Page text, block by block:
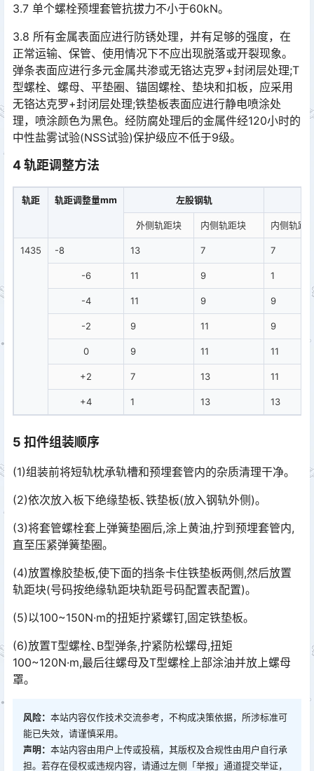
3.7 单个螺栓预埋套管抗拔力不小于60kN。
3.8 所有金属表面应进行防锈处理，并有足够的强度，在
正常运输、保管、使用情况下不应出现脱落或开裂现象。
弹条表面应进行多元金属共渗或无铬达克罗+封闭层处理;T
型螺栓、螺母、平垫圈、锚固螺栓、垫块和扣板，应采用
无铬达克罗+封闭层处理;铁垫板表面应进行静电喷涂处
理，喷涂颜色为黑色。经防腐处理后的金属件经120小时的
中性盐雾试验(NSS试验)保护级应不低于9级。󠅅󠅃󠄵󠅂󠄪󠇖󠆨󠆨󠇕󠆞󠆒󠅬󠇘󠆭󠆘󠇙󠆝󠅵󠇗󠆭󠆁󠄐󠇗󠅹󠅸󠇖󠆍󠅳󠇖󠅹󠅰󠇖󠆌󠅹
4 轨距调整方法
轨距 轨距调整量mm 左股钢轨
外侧轨距块 内侧轨距块 内侧轨距
1435 -8 13 7 7
-6 11 9 1
-4 11 9 9
-2 9 11 9
0 9 11 11
+2 7 13 11
+4 1 13 13
5 扣件组装顺序
(1)组装前将短轨枕承轨槽和预埋套管内的杂质清理干净｡
(2)依次放入板下绝缘垫板､铁垫板(放入钢轨外侧)｡
(3)将套管螺栓套上弹簧垫圈后,涂上黄油,拧到预埋套管内,
直至压紧弹簧垫圈｡
(4)放置橡胶垫板,使下面的挡条卡住铁垫板两侧,然后放置
轨距块(号码按绝缘轨距块轨距号码配置表配置)｡
(5)以100~150N·m的扭矩拧紧螺钉,固定铁垫板｡
(6)放置T型螺栓､B型弹条,拧紧防松螺母,扭矩
100~120N·m,最后往螺母及T型螺栓上部涂油并放上螺母
罩｡
风险： 本站内容仅作技术交流参考，不构成决策依据，所涉标准可
能已失效，请谨慎采用。
声明： 本站内容由用户上传或投稿，其版权及合规性由用户自行承
担。若存在侵权或违规内容，请通过左侧「举报」通道提交举证，